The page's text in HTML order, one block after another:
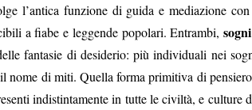
l’antica funzione di guida e mediazione
a fiabe e leggende popolari. Entrambi,
fantasie di desiderio: più individuali nei
nome di miti. Quella forma primitiva di
indistintamente in tutte le civiltà, e culture